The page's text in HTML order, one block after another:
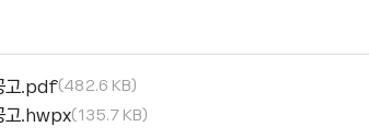
고.pdf 482.6 KB
고.hwpx 135.7 KB